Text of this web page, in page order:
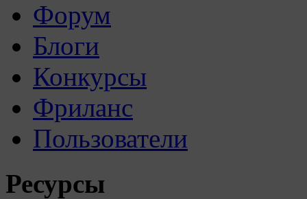
Форум
Блоги
Конкурсы
Фриланс
Пользователи
Ресурсы